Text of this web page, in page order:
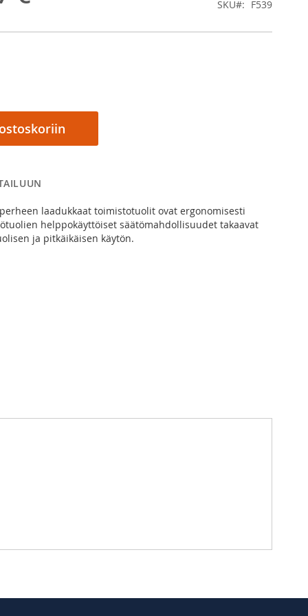
SKU F539
laadukkaat toimistotuolit ovat ergonomisesti
helppokäyttöiset säätömahdollisuudet takaavat
ja pitkäikäisen käytön.